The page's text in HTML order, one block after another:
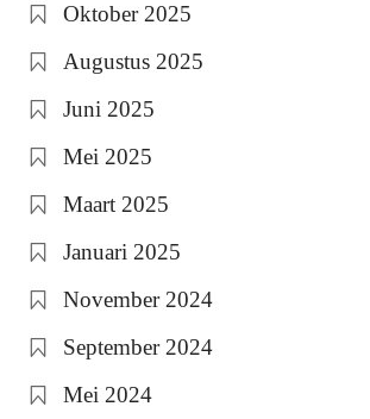
Oktober 2025
Augustus 2025
Juni 2025
Mei 2025
Maart 2025
Januari 2025
November 2024
September 2024
Mei 2024